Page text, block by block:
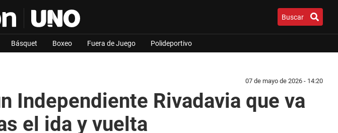
Buscar
Básquet Boxeo Fuera de Juego Polideportivo
07 de mayo de 2026 - 14:20
Independiente Rivadavia que va
el ida y vuelta